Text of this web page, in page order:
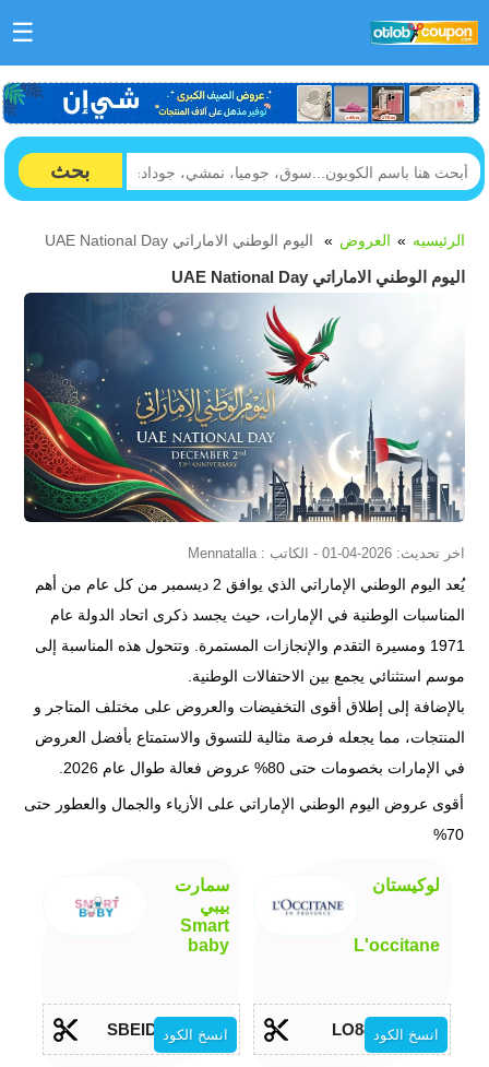
☰
بحث
الرئيسيه العروض اليوم الوطني الاماراتي UAE National Day
اليوم الوطني الاماراتي UAE National Day
اخر تحديث: 2026-04-01 - الكاتب : Mennatalla
يُعد اليوم الوطني الإماراتي الذي يوافق 2 ديسمبر من كل عام من أهم
المناسبات الوطنية في الإمارات، حيث يجسد ذكرى اتحاد الدولة عام
1971 ومسيرة التقدم والإنجازات المستمرة. وتتحول هذه المناسبة إلى
موسم استثنائي يجمع بين الاحتفالات الوطنية.
بالإضافة إلى إطلاق أقوى التخفيضات والعروض على مختلف المتاجر و
المنتجات، مما يجعله فرصة مثالية للتسوق والاستمتاع بأفضل العروض
في الإمارات بخصومات حتى 80% عروض فعالة طوال عام 2026.
أقوى عروض اليوم الوطني الإماراتي على الأزياء والجمال والعطور حتى
70%
لوكيستان
L'occitane
LO88 انسخ الكود
سمارت
بيبي
Smart
baby
SBEID40انسخ الكود